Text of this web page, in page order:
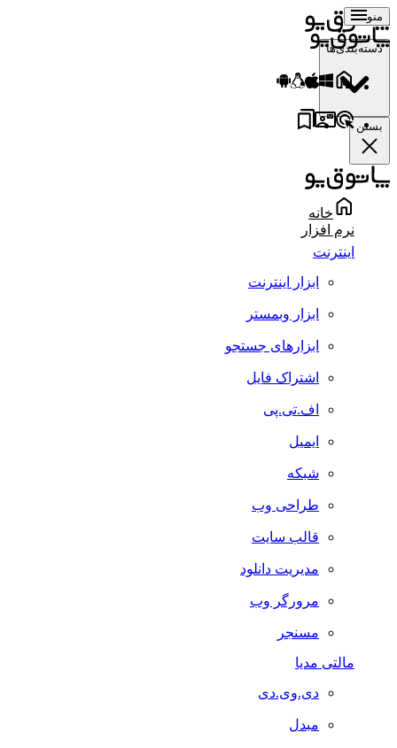
منو
دسته‌بندی‌ها
بستن
خانه
نرم افزار
اینترنت
ابزار اینترنت
ابزار وبمستر
ابزارهای جستجو
اشتراک فایل
اف.تی.پی
ایمیل
شبکه
طراحی وب
قالب سایت
مدیریت دانلود
مرورگر وب
مسنجر
مالتی مدیا
دی.وی.دی
مبدل